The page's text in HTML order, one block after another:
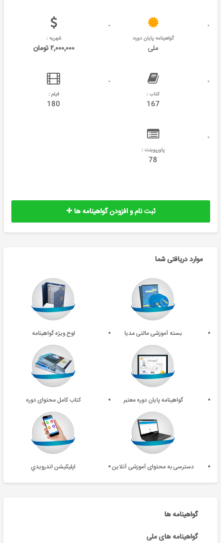
گواهینامه پایان دوره:
ملی
شهریه :
۲,۰۰۰,۰۰۰ تومان
کتاب :
167
فیلم :
180
پاورپوینت :
78
ثبت نام و افزودن گواهینامه ها
موارد دریافتی شما
بسته آموزشی مالتی مدیا لوح ویژه گواهینامه
گواهینامه پایان دوره معتبر کتاب کامل محتوای دوره
دسترسی به محتوای آموزشی آنلاین اپليکيشن اندرويدي
گواهینامه ها
گواهینامه های ملی